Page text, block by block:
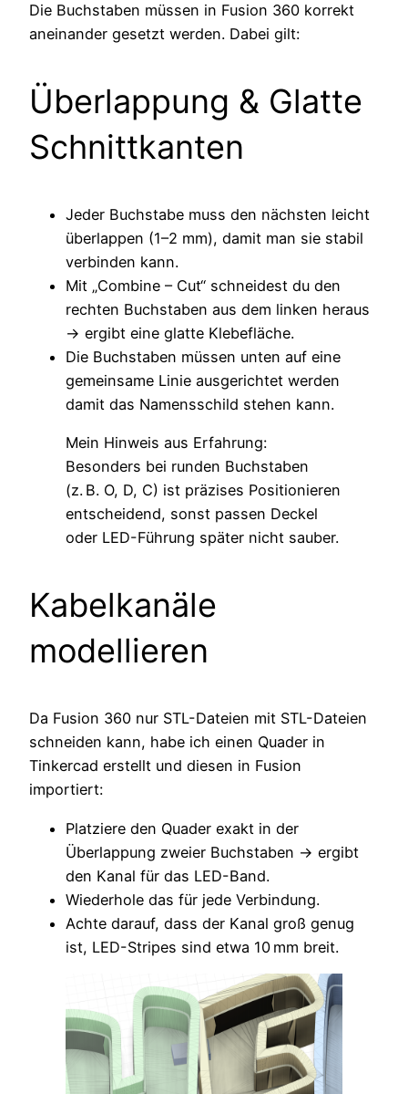
Die Buchstaben müssen in Fusion 360 korrekt
aneinander gesetzt werden. Dabei gilt:
Überlappung & Glatte
Schnittkanten
Jeder Buchstabe muss den nächsten leicht
überlappen (1–2 mm), damit man sie stabil
verbinden kann.
Mit „Combine – Cut“ schneidest du den
rechten Buchstaben aus dem linken heraus
→ ergibt eine glatte Klebefläche.
Die Buchstaben müssen unten auf eine
gemeinsame Linie ausgerichtet werden
damit das Namensschild stehen kann.
Mein Hinweis aus Erfahrung:
Besonders bei runden Buchstaben
(z. B. O, D, C) ist präzises Positionieren
entscheidend, sonst passen Deckel
oder LED-Führung später nicht sauber.
Kabelkanäle
modellieren
Da Fusion 360 nur STL-Dateien mit STL-Dateien
schneiden kann, habe ich einen Quader in
Tinkercad erstellt und diesen in Fusion
importiert:
Platziere den Quader exakt in der
Überlappung zweier Buchstaben → ergibt
den Kanal für das LED-Band.
Wiederhole das für jede Verbindung.
Achte darauf, dass der Kanal groß genug
ist, LED-Stripes sind etwa 10 mm breit.